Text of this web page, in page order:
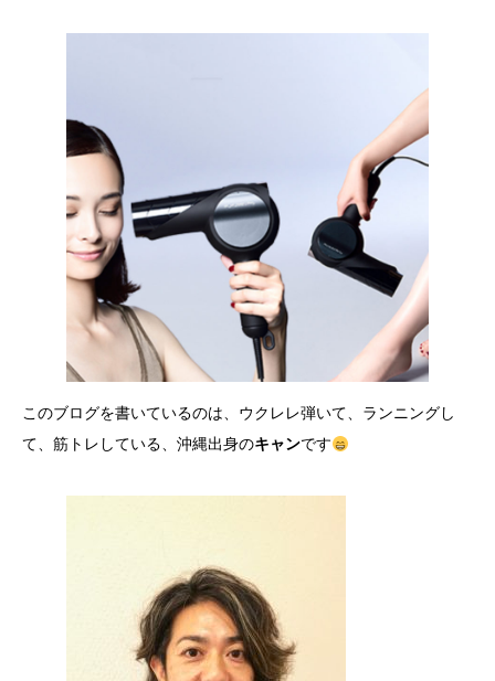
このブログを書いているのは、ウクレレ弾いて、ランニングし
て、筋トレしている、沖縄出身のキャンです